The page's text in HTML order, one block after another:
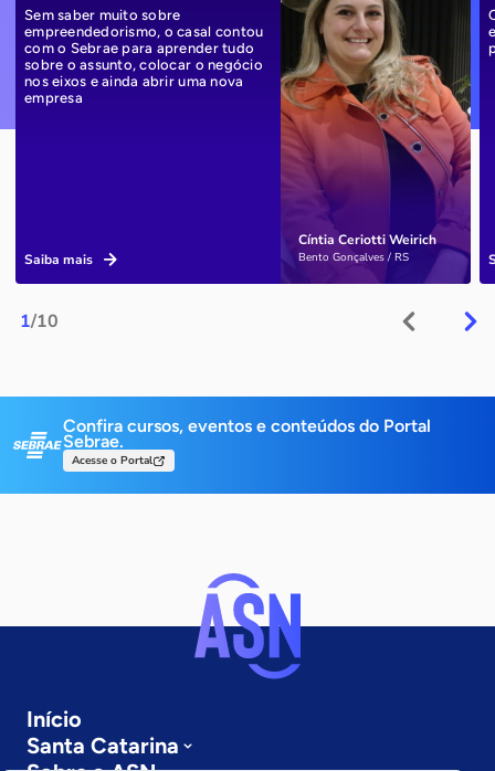
1/10
Cíntia Ceriotti Weirich
Bento Gonçalves / RS
Sem saber muito sobre
empreendedorismo, o casal contou
com o Sebrae para aprender tudo
sobre o assunto, colocar o negócio
nos eixos e ainda abrir uma nova
empresa
Saiba mais
Confira cursos, eventos e conteúdos do Portal
Sebrae.
Acesse o Portal
Início
Santa Catarina